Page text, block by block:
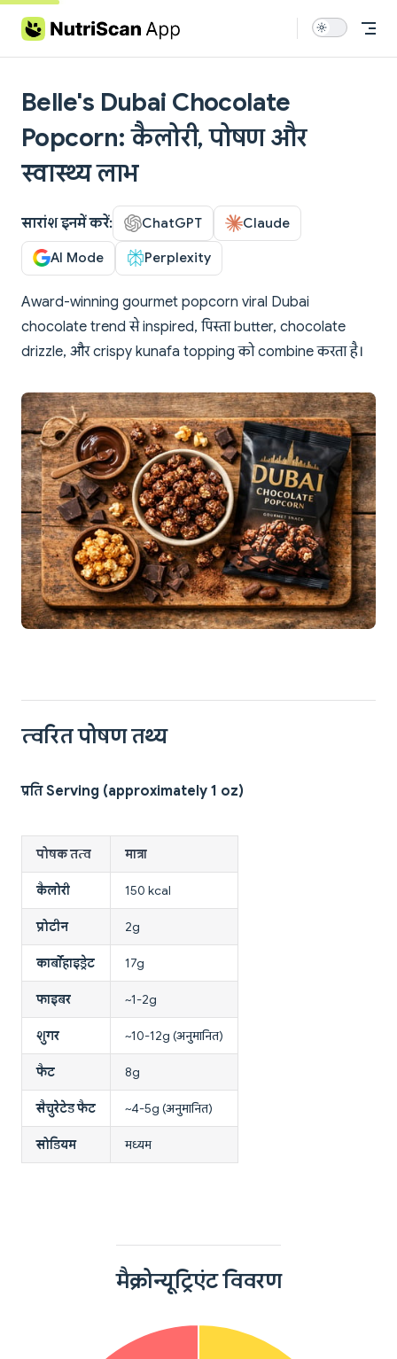
Skip to content
Belle's Dubai Chocolate
Popcorn: कैलोरी, पोषण और
स्वास्थ्य लाभ
सारांश इनमें करें: ChatGPT Claude
AI Mode Perplexity
Award-winning gourmet popcorn viral Dubai
chocolate trend से inspired, पिस्ता butter, chocolate
drizzle, और crispy kunafa topping को combine करता है।
त्वरित पोषण तथ्य
प्रति Serving (approximately 1 oz)
पोषक तत्व मात्रा
कैलोरी 150 kcal
प्रोटीन 2g
कार्बोहाइड्रेट 17g
फाइबर ~1-2g
शुगर ~10-12g (अनुमानित)
फैट 8g
सैचुरेटेड फैट ~4-5g (अनुमानित)
सोडियम मध्यम
मैक्रोन्यूट्रिएंट विवरण